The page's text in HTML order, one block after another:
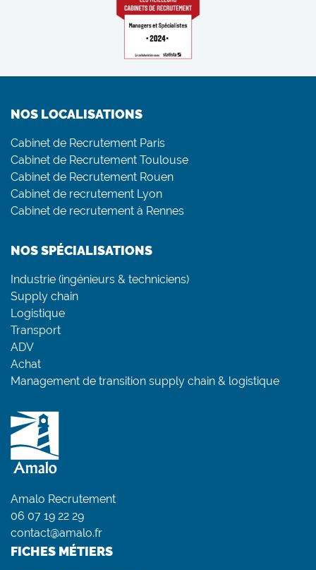
NOS LOCALISATIONS
Cabinet de Recrutement Paris
Cabinet de Recrutement Toulouse
Cabinet de Recrutement Rouen
Cabinet de recrutement Lyon
Cabinet de recrutement à Rennes
NOS SPÉCIALISATIONS
Industrie (ingénieurs & techniciens)
Supply chain
Logistique
Transport
ADV
Achat
Management de transition supply chain & logistique
Amalo Recrutement
06 07 19 22 29
contact@amalo.fr
FICHES MÉTIERS